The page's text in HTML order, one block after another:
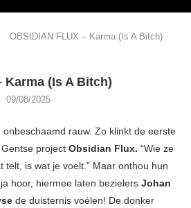
OBSIDIAN FLUX – Karma (Is A Bitch)
Karma (Is A Bitch)
09/08/2025
rauw. Zo klinkt de eerste
project Obsidian Flux. “Wie ze
telt, is wat je voelt.” Maar onthou hun
hoor, hiermee laten bezielers Johan
de duisternis voélen! De donker